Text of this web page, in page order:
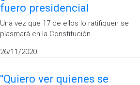
fuero presidencial
Una vez que 17 de ellos lo ratifiquen se
plasmará en la Constitución.
26/11/2020
''Quiero ver quienes se